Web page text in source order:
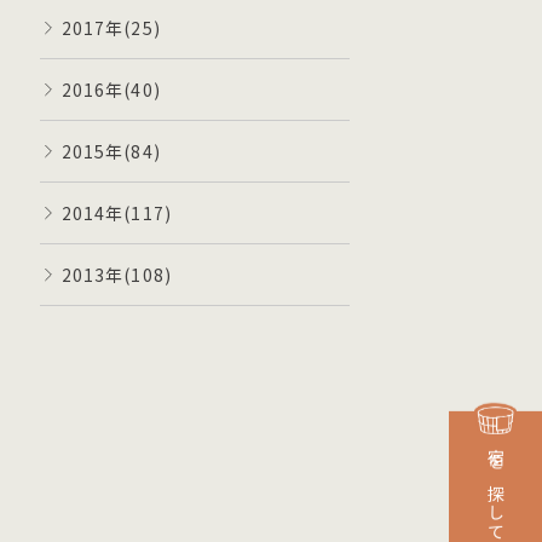
2017年(25)
2016年(40)
2015年(84)
2014年(117)
2013年(108)
宿を探して予約